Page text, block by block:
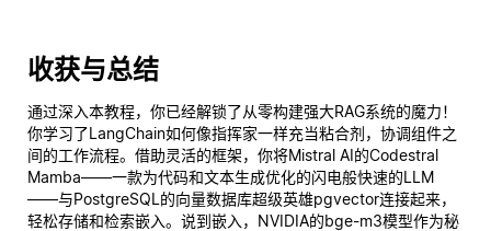
收获与总结
通过深入本教程，你已经解锁了从零构建强大RAG系统的魔力！
你学习了LangChain如何像指挥家一样充当粘合剂，协调组件之
间的工作流程。借助灵活的框架，你将Mistral AI的Codestral
Mamba——一款为代码和文本生成优化的闪电般快速的LLM
——与PostgreSQL的向量数据库超级英雄pgvector连接起来，
轻松存储和检索嵌入。说到嵌入，NVIDIA的bge-m3模型作为秘